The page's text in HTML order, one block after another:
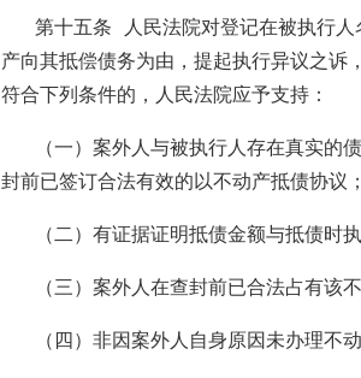
第十五条 人民法院对登记在被执行
产向其抵偿债务为由，提起执行异议之诉
符合下列条件的，人民法院应予支持：
（一）案外人与被执行人存在真实的
封前已签订合法有效的以不动产抵债协议
（二）有证据证明抵债金额与抵债时
（三）案外人在查封前已合法占有该
（四）非因案外人自身原因未办理不